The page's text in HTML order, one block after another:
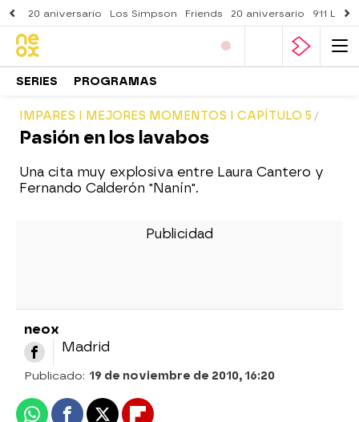
20 aniversario Los Simpson Friends 20 aniversario 911
SERIES PROGRAMAS
IMPARES I MEJORES MOMENTOS I CAPÍTULO 5
Pasión en los lavabos
Una cita muy explosiva entre Laura Cantero y
Fernando Calderón "Nanín".
neox
Madrid
Publicado: 19 de noviembre de 2010, 16:20